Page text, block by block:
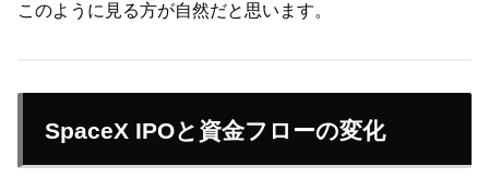
このように見る方が自然だと思います。
SpaceX IPOと資金フローの変化